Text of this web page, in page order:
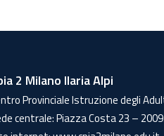
2 Milano Ilaria Alpi
Provinciale Istruzione degli
centrale: Piazza Costa 23 –